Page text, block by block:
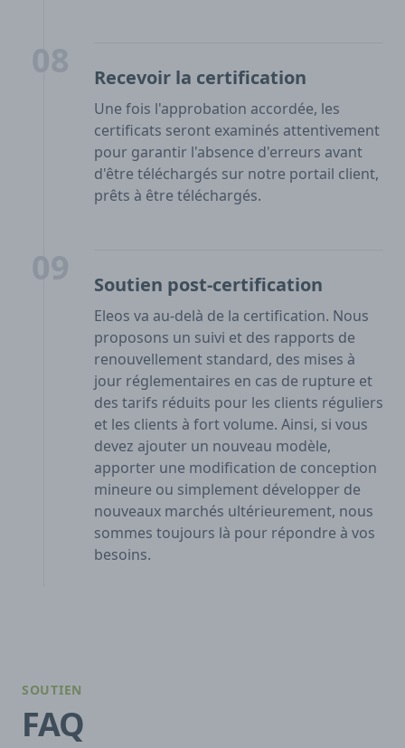
Recevoir la certification
Une fois l'approbation accordée, les
certificats seront examinés attentivement
pour garantir l'absence d'erreurs avant
d'être téléchargés sur notre portail client,
prêts à être téléchargés.
Soutien post-certification
Eleos va au-delà de la certification. Nous
proposons un suivi et des rapports de
renouvellement standard, des mises à
jour réglementaires en cas de rupture et
des tarifs réduits pour les clients réguliers
et les clients à fort volume. Ainsi, si vous
devez ajouter un nouveau modèle,
apporter une modification de conception
mineure ou simplement développer de
nouveaux marchés ultérieurement, nous
sommes toujours là pour répondre à vos
besoins.
SOUTIEN
FAQ